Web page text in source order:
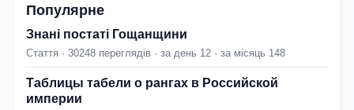
Популярне
Знані постаті Гощанщини
Стаття · 30248 переглядів · за день 12 · за місяць 148
Таблицы табели о рангах в Российской
империи